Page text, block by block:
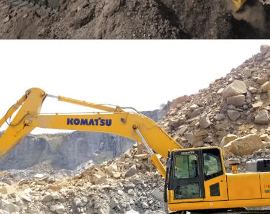
EXCAVATOR TOOLS
KOMATSU PC300SE-8M0
Find Out More